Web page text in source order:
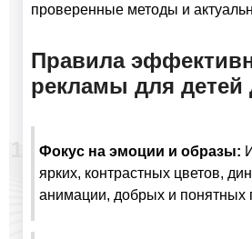
проверенные методы и
Правила
рекламы для детей
Фокус на эмоции и образы:
ярких, контрастных цветов,
анимации, добрых и понятных